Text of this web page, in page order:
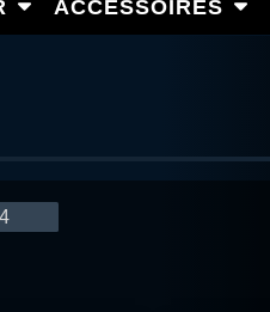
ACCESSOIRES